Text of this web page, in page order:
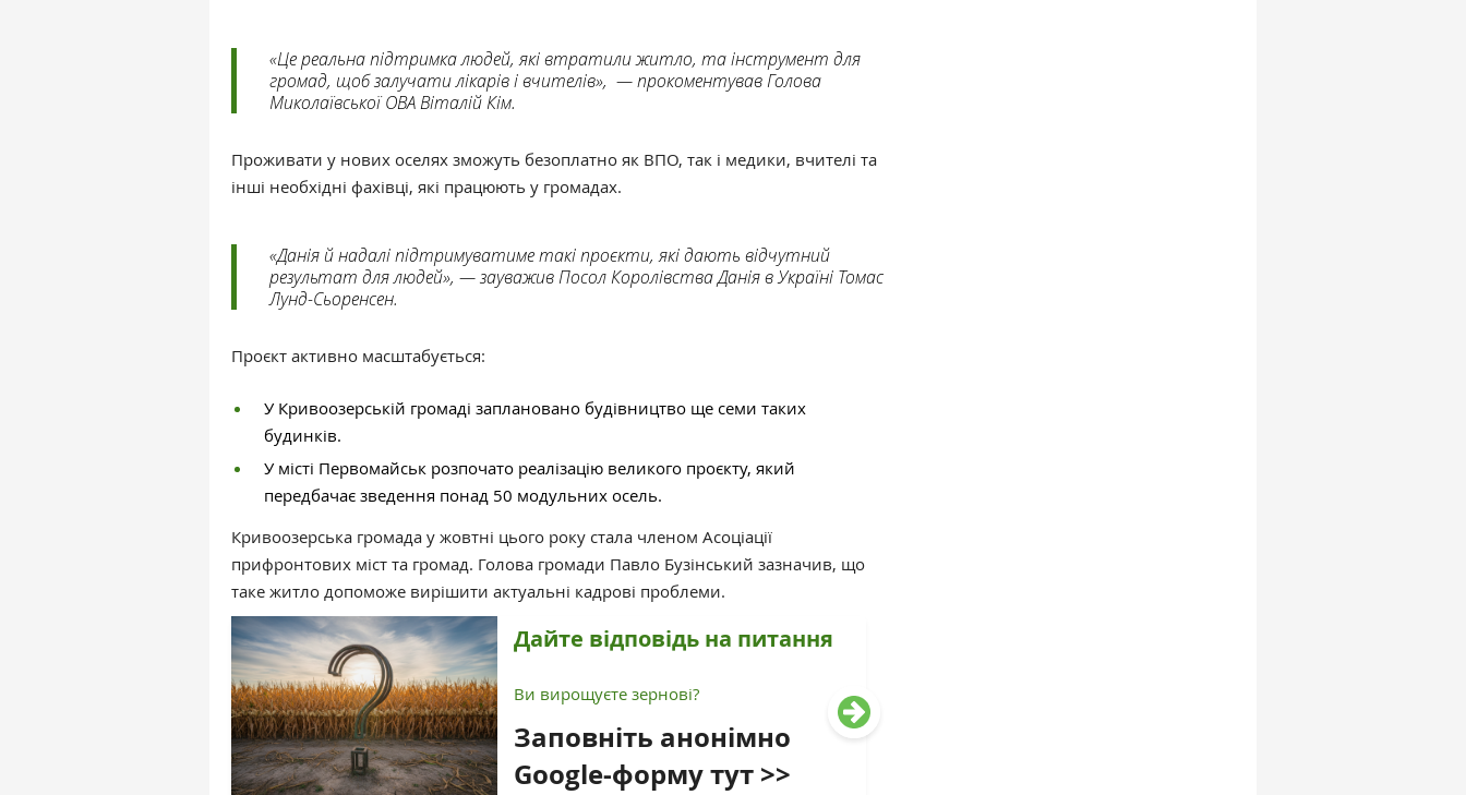
«Це реальна підтримка людей, які втратили житло, та інструмент для
громад, щоб залучати лікарів і вчителів», — прокоментував Голова
Миколаївської ОВА Віталій Кім.
Проживати у нових оселях зможуть безоплатно як ВПО, так і медики, вчителі та
інші необхідні фахівці, які працюють у громадах.
«Данія й надалі підтримуватиме такі проєкти, які дають відчутний
результат для людей», — зауважив Посол Королівства Данія в Україні Томас
Лунд-Сьоренсен.
Проєкт активно масштабується:
У Кривоозерській громаді заплановано будівництво ще семи таких
будинків.
У місті Первомайськ розпочато реалізацію великого проєкту, який
передбачає зведення понад 50 модульних осель.
Кривоозерська громада у жовтні цього року стала членом Асоціації
прифронтових міст та громад. Голова громади Павло Бузінський зазначив, що
таке житло допоможе вирішити актуальні кадрові проблеми.
Дайте відповідь на питання
Ви вирощуєте зернові?
Заповніть анонімно
Google-форму тут >>